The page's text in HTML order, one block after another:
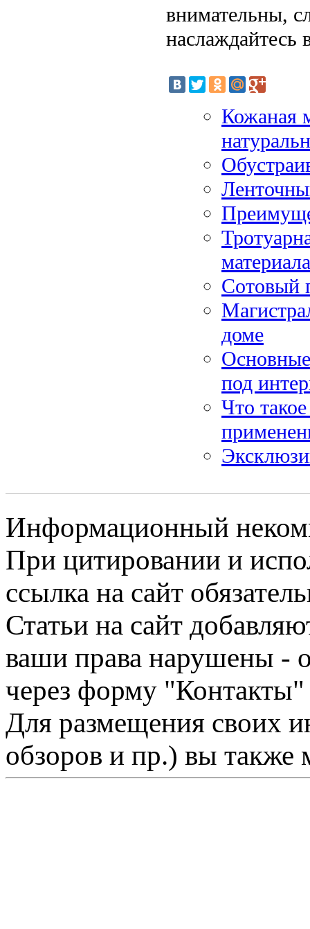
внимательны,
Кожаная
материала
Сотовый
доме
под
Что
Информационный
При цитировании и
ссылка на сайт
Статьи на сайт
ваши права нарушены -
через форму "Контакты"
Для размещения своих
обзоров и пр.) вы также